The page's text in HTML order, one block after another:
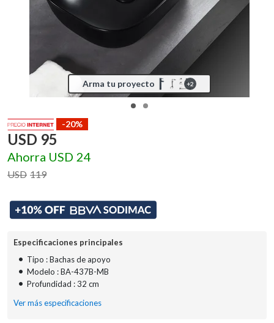
Arma tu proyecto +2
-20%
USD 95
Ahorra USD 24
USD 119
Especificaciones principales
• Tipo : Bachas de apoyo
• Modelo : BA-437B-MB
• Profundidad : 32 cm
Ver más especificaciones